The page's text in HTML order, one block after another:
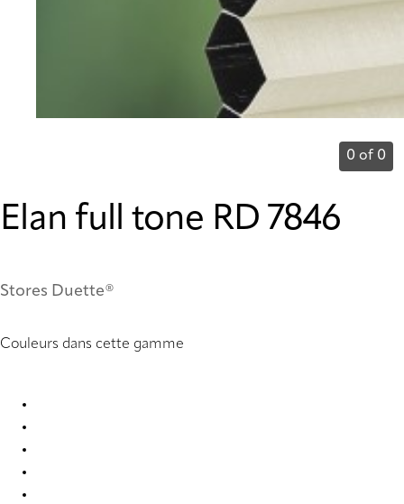
0 of 0
Elan full tone RD 7846
Stores Duette®
Couleurs dans cette gamme